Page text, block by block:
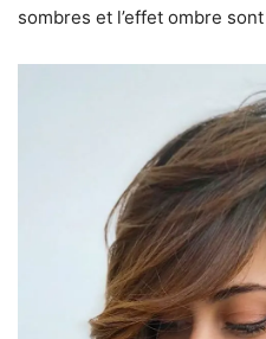
sombres et l’effet ombre